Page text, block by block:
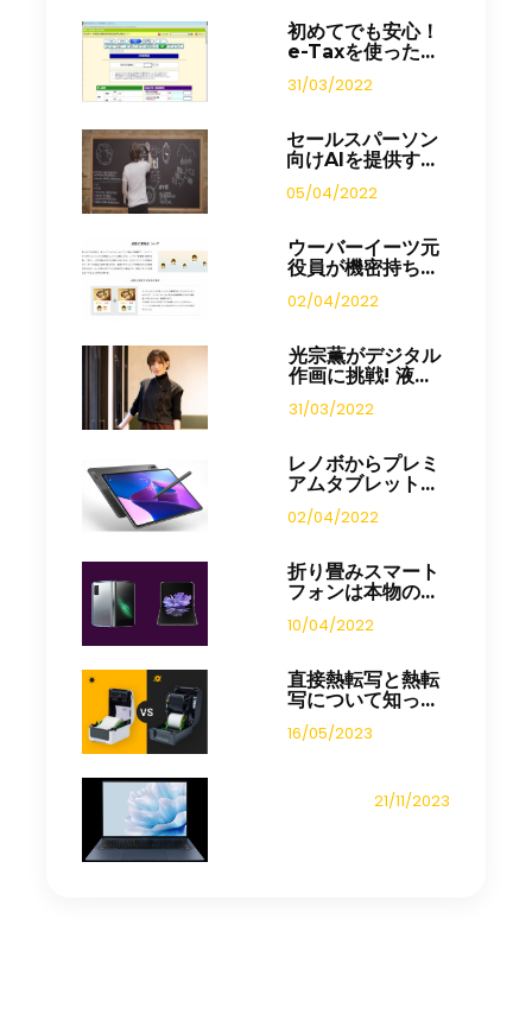
初めてでも安心！
e-Taxを使った...
31/03/2022
セールスパーソン
向けAIを提供す...
05/04/2022
ウーバーイーツ元
役員が機密持ち...
02/04/2022
光宗薫がデジタル
作画に挑戦! 液...
31/03/2022
レノボからプレミ
アムタブレット...
02/04/2022
折り畳みスマート
フォンは本物の...
10/04/2022
直接熱転写と熱転
写について知っ...
16/05/2023
21/11/2023